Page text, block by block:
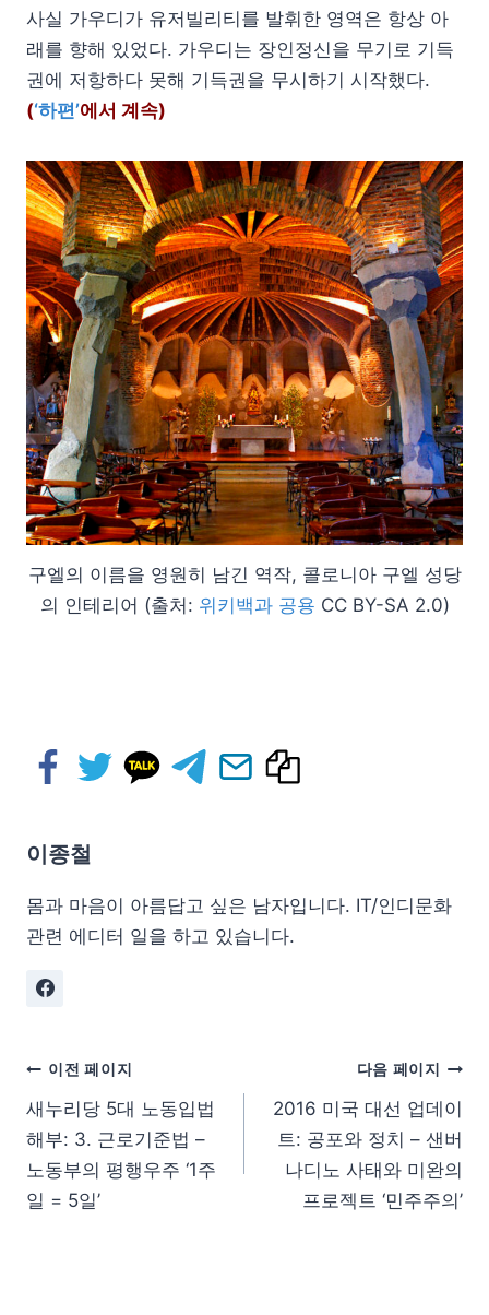
사실 가우디가 유저빌리티를 발휘한 영역은 항상 아
래를 향해 있었다. 가우디는 장인정신을 무기로 기득
권에 저항하다 못해 기득권을 무시하기 시작했다.
(‘하편’에서 계속)
구엘의 이름을 영원히 남긴 역작, 콜로니아 구엘 성당
의 인테리어 (출처: 위키백과 공용 CC BY-SA 2.0)
이종철
몸과 마음이 아름답고 싶은 남자입니다. IT/인디문화
관련 에디터 일을 하고 있습니다.
이전 페이지
새누리당 5대 노동입법
해부: 3. 근로기준법 –
노동부의 평행우주 ‘1주
일 = 5일’
다음 페이지
2016 미국 대선 업데이
트: 공포와 정치 – 샌버
나디노 사태와 미완의
프로젝트 ‘민주주의’